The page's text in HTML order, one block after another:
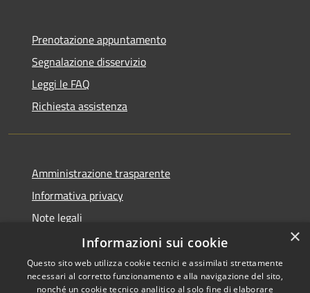
Prenotazione appuntamento
Segnalazione disservizio
Leggi le FAQ
Richiesta assistenza
Amministrazione trasparente
Informativa privacy
Note legali
Dichiarazione di accessibilità
×
Informazioni sui cookie
Questo sito web utilizza cookie tecnici e assimilati strettamente
necessari al corretto funzionamento e alla navigazione del sito,
nonché un cookie tecnico analitico al solo fine di elaborare